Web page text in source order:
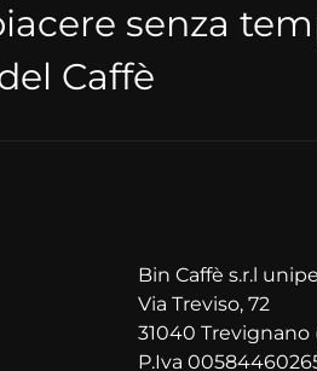
senza
Caffè
Bin Caffè s.r.l
Via Treviso, 72
31040 Trevignano
P.Iva